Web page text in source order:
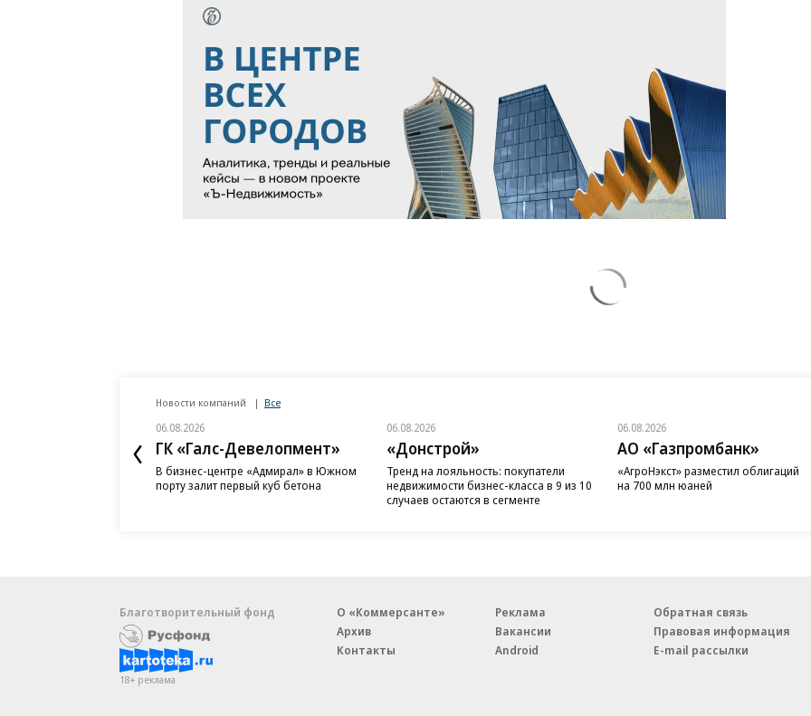
Новости компаний Все
06.08.2026
ГК «Галс-Девелопмент»
В бизнес-центре «Адмирал» в Южном
порту залит первый куб бетона
06.08.2026
«Донстрой»
Тренд на лояльность: покупатели
недвижимости бизнес-класса в 9 из 10
случаев остаются в сегменте
06.08.2026
АО «Газпромбанк»
«АгроНэкст» разместил облигаций
на 700 млн юаней
Благотворительный фонд
18+ реклама
О «Коммерсанте»
Архив
Контакты
Реклама
Вакансии
Android
Обратная связь
Правовая информация
E-mail рассылки